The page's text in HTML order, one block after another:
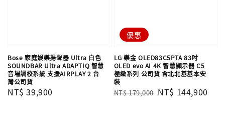
Bose 家庭娛樂揚聲器 Ultra 白色
SOUNDBAR Ultra ADAPTIQ 智慧
音場調校系統 支援AIRPLAY 2 台
灣公司貨
Regular
NT$ 39,900
優惠
LG 樂金 OLED83C5PTA 83吋
OLED evo AI 4K 智慧顯示器 C5
極緻系列 公司貨 含北北基基本安
裝
Regular
NT$ 179,000 Sale
NT$ 144,900